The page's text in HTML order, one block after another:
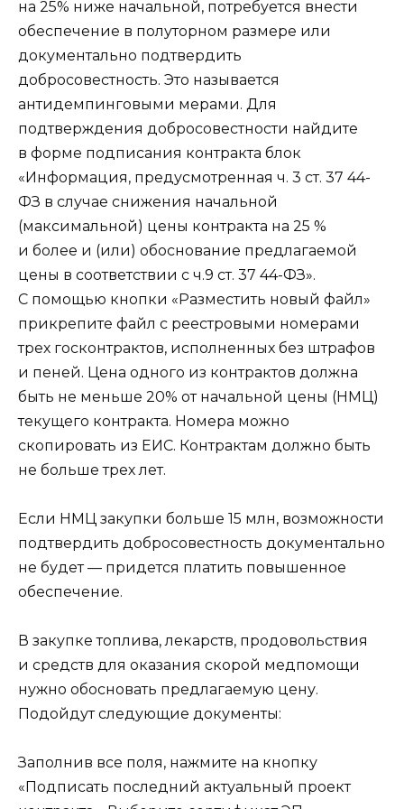
на 25% ниже начальной, потребуется внести
обеспечение в полуторном размере или
документально подтвердить
добросовестность. Это называется
антидемпинговыми мерами. Для
подтверждения добросовестности найдите
в форме подписания контракта блок
«Информация, предусмотренная ч. 3 ст. 37 44-
ФЗ в случае снижения начальной
(максимальной) цены контракта на 25 %
и более и (или) обоснование предлагаемой
цены в соответствии с ч.9 ст. 37 44-ФЗ».
С помощью кнопки «Разместить новый файл»
прикрепите файл с реестровыми номерами
трех госконтрактов, исполненных без штрафов
и пеней. Цена одного из контрактов должна
быть не меньше 20% от начальной цены (НМЦ)
текущего контракта. Номера можно
скопировать из ЕИС. Контрактам должно быть
не больше трех лет.
Если НМЦ закупки больше 15 млн, возможности
подтвердить добросовестность документально
не будет — придется платить повышенное
обеспечение.
В закупке топлива, лекарств, продовольствия
и средств для оказания скорой медпомощи
нужно обосновать предлагаемую цену.
Подойдут следующие документы:
Заполнив все поля, нажмите на кнопку
«Подписать последний актуальный проект